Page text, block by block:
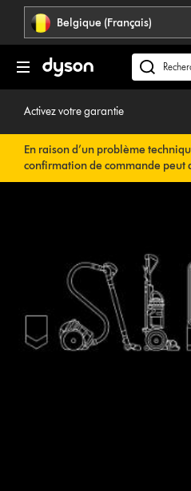
Sauter
pages
Belgique (Français)
Rechercher
des
Activez votre garantie
En raison d’un problème
confirmation de commande peut
retardé. Nous travaillons déjà à